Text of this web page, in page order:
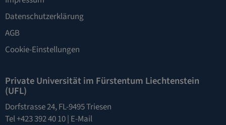
Datenschutzerklärung
AGB
Cookie-Einstellungen
Private Universität im Fürstentum Liechtenstein
(UFL)
Dorfstrasse 24, FL-9495 Triesen
Tel +423 392 40 10 | E-Mail